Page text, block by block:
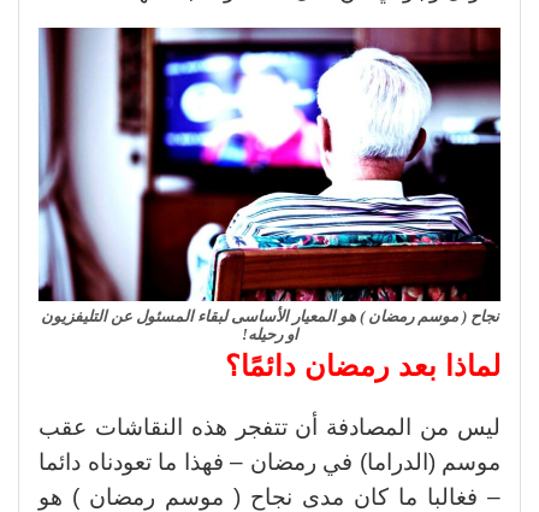
نجاح ( موسم رمضان ) هو المعيار الأساسى لبقاء المسئول عن التليفزيون
او رحيله!
لماذا بعد رمضان دائمًا؟
ليس من المصادفة أن تتفجر هذه النقاشات عقب
موسم (الدراما) في رمضان – فهذا ما تعودناه دائما
– فغالبا ما كان مدى نجاح ( موسم رمضان ) هو